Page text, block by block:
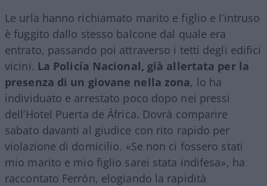
Le urla hanno richiamato marito e figlio e l’intruso
è fuggito dallo stesso balcone dal quale era
entrato, passando poi attraverso i tetti degli edifici
vicini. La Policía Nacional, già allertata per la
presenza di un giovane nella zona, lo ha
individuato e arrestato poco dopo nei pressi
dell’Hotel Puerta de África. Dovrà comparire
sabato davanti al giudice con rito rapido per
violazione di domicilio. «Se non ci fossero stati
mio marito e mio figlio sarei stata indifesa», ha
raccontato Ferrón, elogiando la rapidità